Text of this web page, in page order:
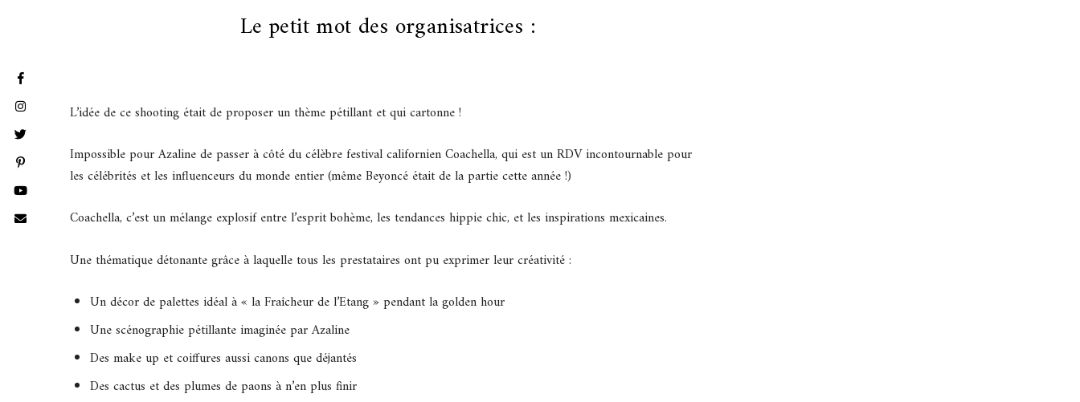
Le petit mot des organisatrices :
L’idée de ce shooting était de proposer un thème pétillant et qui cartonne !
Impossible pour Azaline de passer à côté du célèbre festival californien Coachella, qui est un RDV incontournable pour
les célébrités et les influenceurs du monde entier (même Beyoncé était de la partie cette année !)
Coachella, c’est un mélange explosif entre l’esprit bohème, les tendances hippie chic, et les inspirations mexicaines.
Une thématique détonante grâce à laquelle tous les prestataires ont pu exprimer leur créativité :
Un décor de palettes idéal à « la Fraîcheur de l’Etang » pendant la golden hour
Une scénographie pétillante imaginée par Azaline
Des make up et coiffures aussi canons que déjantés
Des cactus et des plumes de paons à n’en plus finir